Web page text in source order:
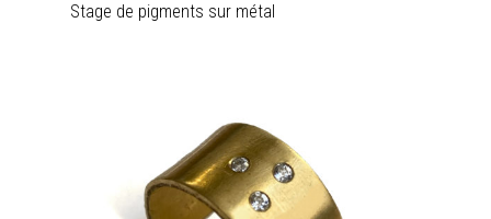
Stage de pigments sur métal